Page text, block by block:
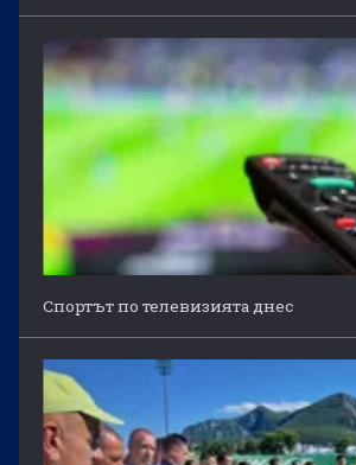
Спортът по телевизията днес